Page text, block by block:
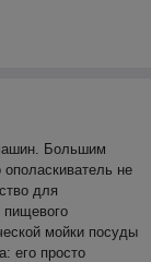
Большим
не
для
пищевого
мойки посуды
его просто